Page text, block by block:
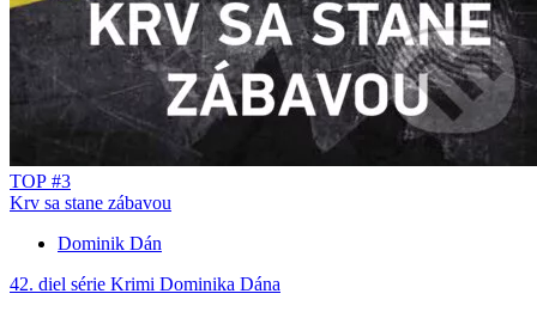
TOP #3
Krv sa stane zábavou
Dominik Dán
42. diel série Krimi Dominika Dána